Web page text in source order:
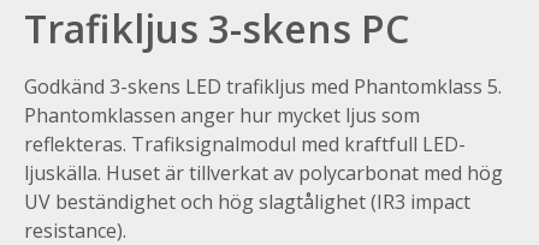
Trafikljus 3-skens PC
Godkänd 3-skens LED trafikljus med Phantomklass 5.
Phantomklassen anger hur mycket ljus som
reflekteras. Trafiksignalmodul med kraftfull LED-
ljuskälla. Huset är tillverkat av polycarbonat med hög
UV beständighet och hög slagtålighet (IR3 impact
resistance).